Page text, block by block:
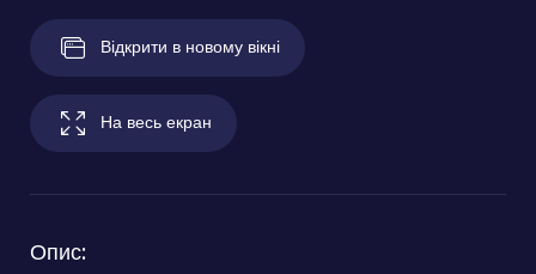
Відкрити в новому вікні
На весь екран
Опис: